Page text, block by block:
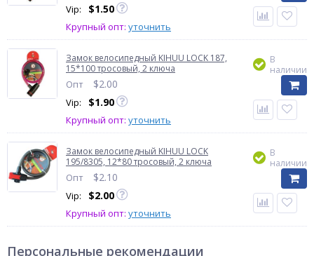
Vip: $1.50
Крупный опт: уточнить
Замок велосипедный KIHUU LOCK 187,
15*100 тросовый, 2 ключа
Опт $2.00
Vip: $1.90
Крупный опт: уточнить
В
наличии
Замок велосипедный KIHUU LOCK
195/8305, 12*80 тросовый, 2 ключа
Опт $2.10
Vip: $2.00
Крупный опт: уточнить
В
наличии
Персональные рекомендации